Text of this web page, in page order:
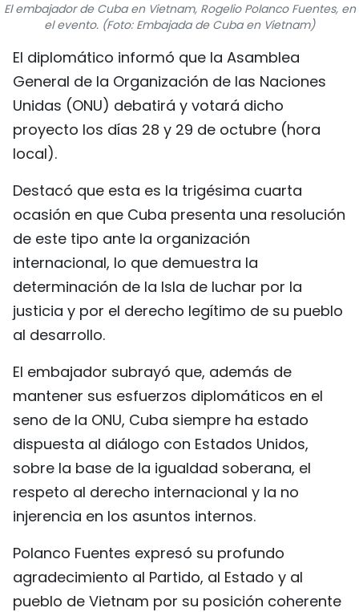
中文
FRANÇAIS
РУССКИЙ
El embajador de Cuba en Vietnam, Rogelio Polanco Fuentes, en
el evento. (Foto: Embajada de Cuba en Vietnam)
El diplomático informó que la Asamblea
General de la Organización de las Naciones
Unidas (ONU) debatirá y votará dicho
proyecto los días 28 y 29 de octubre (hora
local).
Destacó que esta es la trigésima cuarta
ocasión en que Cuba presenta una resolución
de este tipo ante la organización
internacional, lo que demuestra la
determinación de la Isla de luchar por la
justicia y por el derecho legítimo de su pueblo
al desarrollo.
El embajador subrayó que, además de
mantener sus esfuerzos diplomáticos en el
seno de la ONU, Cuba siempre ha estado
dispuesta al diálogo con Estados Unidos,
sobre la base de la igualdad soberana, el
respeto al derecho internacional y la no
injerencia en los asuntos internos.
Polanco Fuentes expresó su profundo
agradecimiento al Partido, al Estado y al
pueblo de Vietnam por su posición coherente